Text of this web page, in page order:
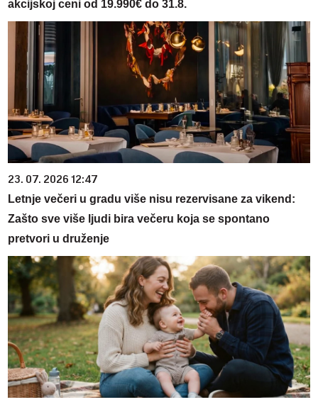
akcijskoj ceni od 19.990€ do 31.8.
23. 07. 2026 12:47
Letnje večeri u gradu više nisu rezervisane za vikend:
Zašto sve više ljudi bira večeru koja se spontano
pretvori u druženje